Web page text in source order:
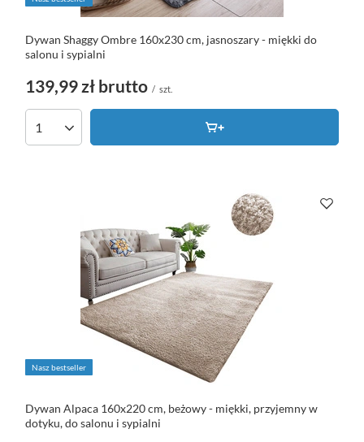
Dywan Shaggy Ombre 160x230 cm, jasnoszary - miękki do
salonu i sypialni
139,99 zł brutto / szt.
Nasz bestseller
Dywan Alpaca 160x220 cm, beżowy - miękki, przyjemny w
dotyku, do salonu i sypialni